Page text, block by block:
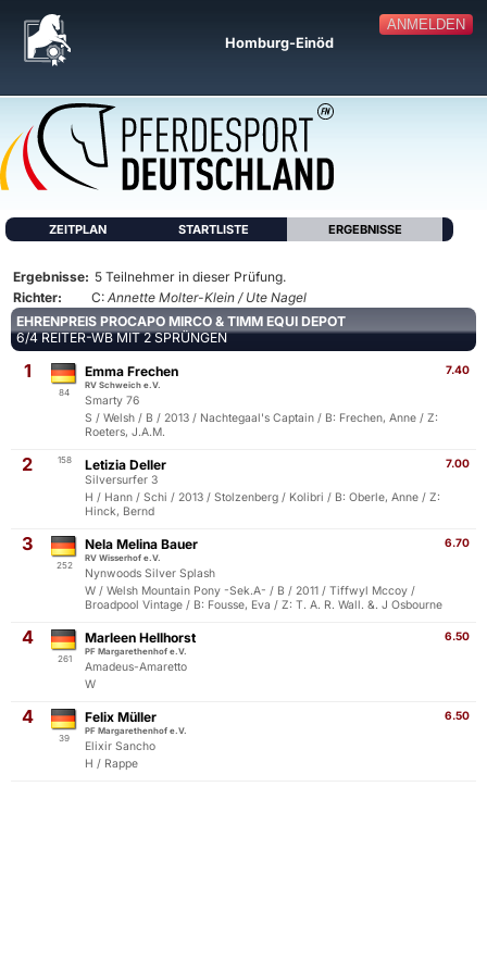
ANMELDEN
Homburg-Einöd
ZEITPLAN STARTLISTE ERGEBNISSE
Ergebnisse: 5 Teilnehmer in dieser Prüfung.
Richter:
C: Annette Molter-Klein / Ute Nagel
EHRENPREIS PROCAPO MIRCO & TIMM EQUI DEPOT
6/4 REITER-WB MIT 2 SPRÜNGEN
1
84
7.40
Emma Frechen
RV Schweich e.V.
Smarty 76
S / Welsh / B / 2013 / Nachtegaal's Captain / B: Frechen, Anne / Z:
Roeters, J.A.M.
2 158 7.00
Letizia Deller
Silversurfer 3
H / Hann / Schi / 2013 / Stolzenberg / Kolibri / B: Oberle, Anne / Z:
Hinck, Bernd
3
252
6.70
Nela Melina Bauer
RV Wisserhof e.V.
Nynwoods Silver Splash
W / Welsh Mountain Pony -Sek.A- / B / 2011 / Tiffwyl Mccoy /
Broadpool Vintage / B: Fousse, Eva / Z: T. A. R. Wall. &. J Osbourne
4
261
6.50
Marleen Hellhorst
PF Margarethenhof e.V.
Amadeus-Amaretto
W
4
39
6.50
Felix Müller
PF Margarethenhof e.V.
Elixir Sancho
H / Rappe